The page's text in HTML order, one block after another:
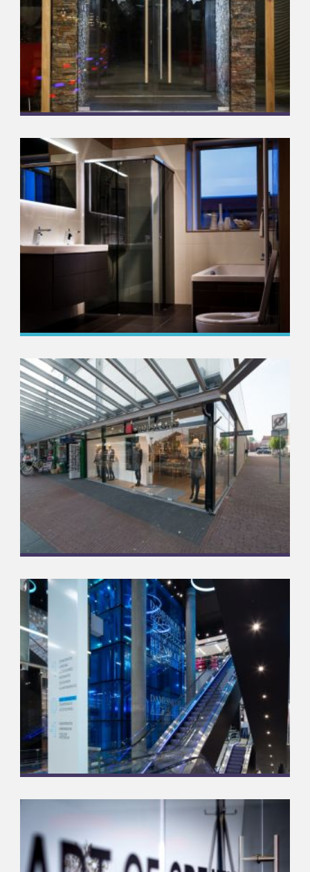
Nijhof Wassink Hoofdkantoor
Complete glasoplossingen
Meer informatie
Consument
Hoekopstelling uitgevoerd in Dark Grey glas
Meer informatie
Street One
Hardglazen winkelpui
Meer informatie
Grote winkelketen
Balustrades & Scheidingswanden